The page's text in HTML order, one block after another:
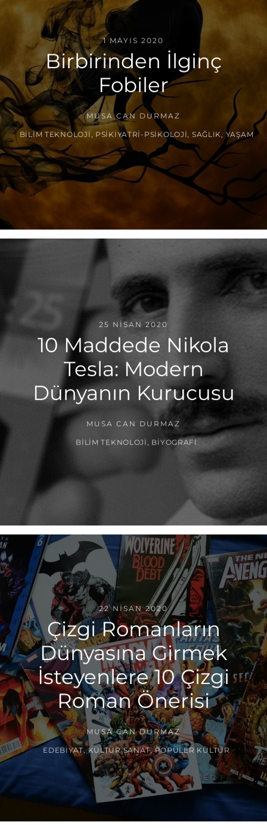
1 MAYIS 2020
Birbirinden İlginç
Fobiler
MUSA CAN DURMAZ
BILIM TEKNOLOJI PSIKIYATRI-PSIKOLOJI SAĞLIK YAŞAM
25 NISAN 2020
10 Maddede Nikola
Tesla: Modern
Dünyanın Kurucusu
MUSA CAN DURMAZ
BILIM TEKNOLOJI BIYOGRAFI
22 NISAN 2020
Çizgi Romanların
Dünyasına Girmek
İsteyenlere 10 Çizgi
Roman Önerisi
MUSA CAN DURMAZ
EDEBIYAT,KÜLTÜR SANAT,POPÜLER KÜLTÜR